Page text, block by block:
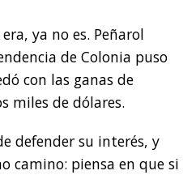
ya no es. Peñarol
de Colonia puso
con las ganas de
miles de dólares.
defender su interés, y
camino: piensa en que si